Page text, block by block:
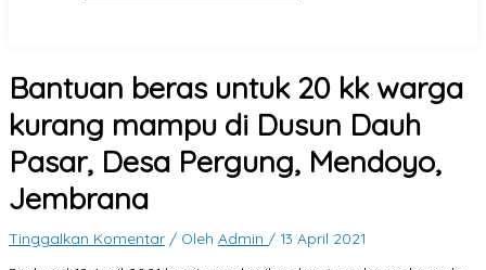
Bantuan beras untuk 20 kk warga
kurang mampu di Dusun Dauh
Pasar, Desa Pergung, Mendoyo,
Jembrana
Tinggalkan Komentar / Oleh Admin / 13 April 2021